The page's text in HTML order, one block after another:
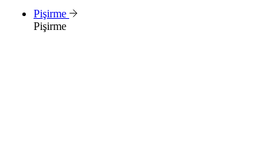
Pişirme
Pişirme